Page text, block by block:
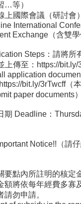
…等）
國際會議（研討會
International
Exchange（含雙學
Steps：請將所
上傳至：https://bit.ly/
application
bit.ly/3rTwcff（
paper documents）
期 Deadline：
Notice!!（請
點內所註明的核定
額將依每年經費多寡
勿申請。